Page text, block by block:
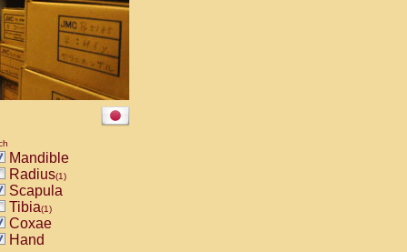
Mandible
Radius(1)
Scapula
Tibia(1)
Coxae
Hand